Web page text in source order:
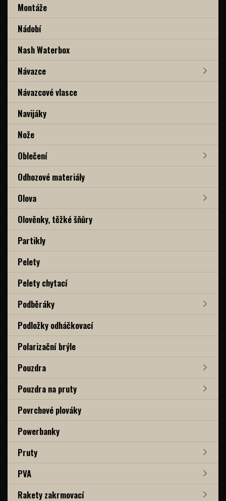
Montáže
Nádobí
Nash Waterbox
Návazce
Návazcové vlasce
Navijáky
Nože
Oblečení
Odhozové materiály
Olova
Olověnky, těžké šňůry
Partikly
Pelety
Pelety chytací
Podběráky
Podložky odháčkovací
Polarizační brýle
Pouzdra
Pouzdra na pruty
Povrchové plováky
Powerbanky
Pruty
PVA
Rakety zakrmovací